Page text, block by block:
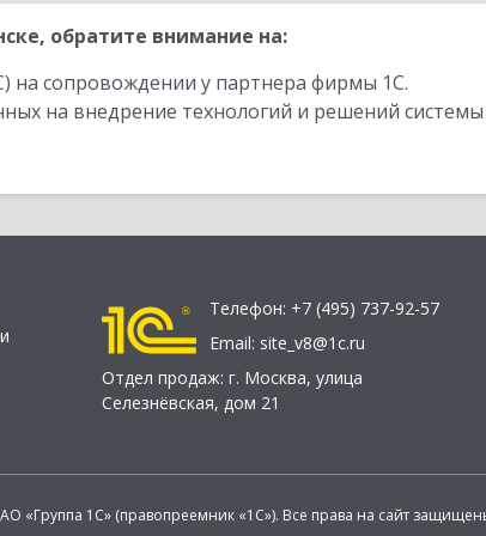
обратите внимание на:
на сопровождении у партнера фирмы 1С.
на внедрение технологий и решений
Телефон: +7 (495) 737-92-57
Email: site_v8@1c.ru
Отдел продаж: г. Москва, улица
Селезнёвская, дом 21
«Группа 1С» (правопреемник «1С»). Все права на сайт